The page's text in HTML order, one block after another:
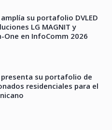
su portafolio DVLED
LG MAGNIT y
One en InfoComm 2026
presenta su portafolio de
residenciales para el